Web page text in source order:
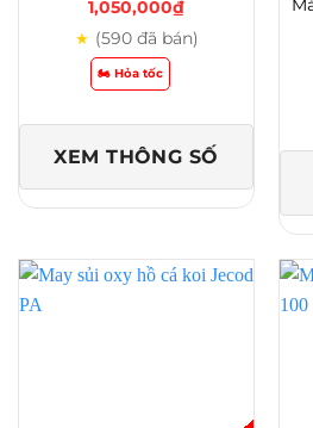
1,050,000₫
★ (590 đã bán)
🏍️ Hỏa tốc
XEM THÔNG SỐ